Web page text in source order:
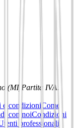
(MI) Partita IVA:
e condizioni Come
con noiCondizioni
professionali)